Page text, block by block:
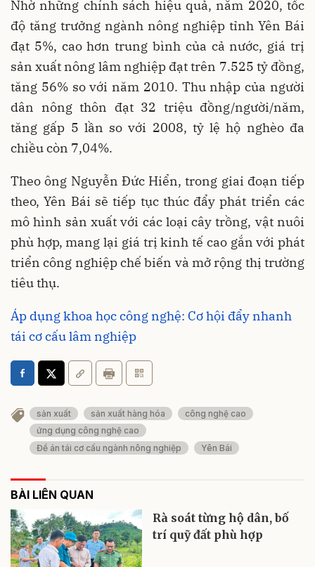
Nhờ những chính sách hiệu quả, năm 2020, tốc
độ tăng trưởng ngành nông nghiệp tỉnh Yên Bái
đạt 5%, cao hơn trung bình của cả nước, giá trị
sản xuất nông lâm nghiệp đạt trên 7.525 tỷ đồng,
tăng 56% so với năm 2010. Thu nhập của người
dân nông thôn đạt 32 triệu đồng/người/năm,
tăng gấp 5 lần so với 2008, tỷ lệ hộ nghèo đa
chiều còn 7,04%.
Theo ông Nguyễn Đức Hiển, trong giai đoạn tiếp
theo, Yên Bái sẽ tiếp tục thúc đẩy phát triển các
mô hình sản xuất với các loại cây trồng, vật nuôi
phù hợp, mang lại giá trị kinh tế cao gắn với phát
triển công nghiệp chế biến và mở rộng thị trường
tiêu thụ.
Áp dụng khoa học công nghệ: Cơ hội đẩy nhanh
tái cơ cấu lâm nghiệp
sản xuất sản xuất hàng hóa
công nghệ cao
ứng dụng công nghệ cao
Đề án tái cơ cấu ngành nông nghiệp
Yên Bái
BÀI LIÊN QUAN
Rà soát từng hộ dân, bố
trí quỹ đất phù hợp